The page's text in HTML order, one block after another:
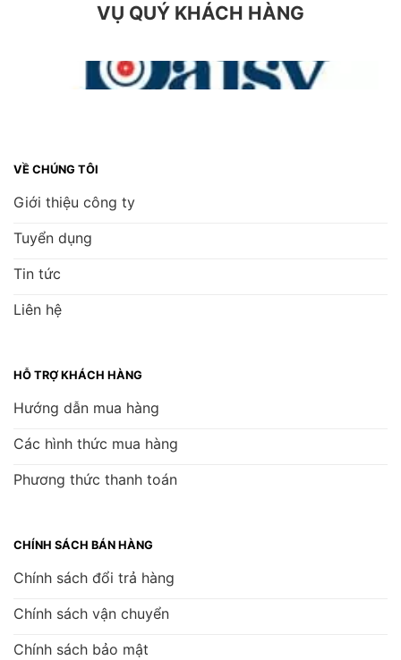
VỤ QUÝ KHÁCH HÀNG
VỀ CHÚNG TÔI
Giới thiệu công ty
Tuyển dụng
Tin tức
Liên hệ
HỖ TRỢ KHÁCH HÀNG
Hướng dẫn mua hàng
Các hình thức mua hàng
Phương thức thanh toán
CHÍNH SÁCH BÁN HÀNG
Chính sách đổi trả hàng
Chính sách vận chuyển
Chính sách bảo mật